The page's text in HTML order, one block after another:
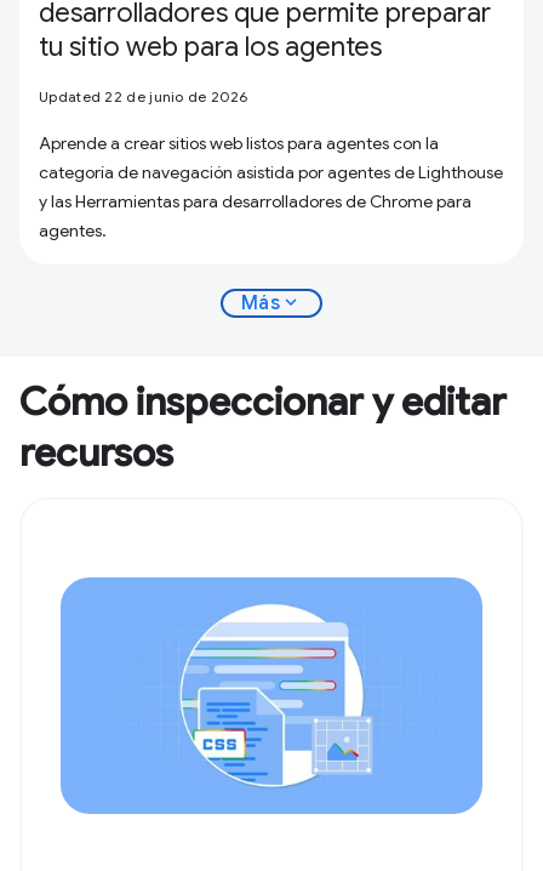
desarrolladores que permite preparar
tu sitio web para los agentes
Updated 22 de junio de 2026
Aprende a crear sitios web listos para agentes con la
categoría de navegación asistida por agentes de Lighthouse
y las Herramientas para desarrolladores de Chrome para
agentes.
Más expand_more
Cómo inspeccionar y editar
recursos